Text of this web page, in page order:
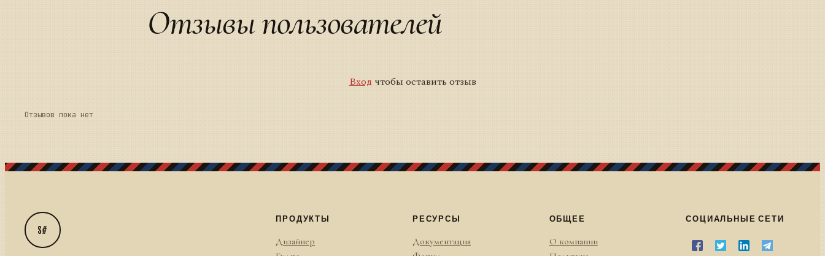
Отзывы пользователей
Вход чтобы оставить отзыв
Отзывов пока нет
S#
ПРОДУКТЫ
Дизайнер
РЕСУРСЫ
Документация
ОБЩЕЕ
О компании
СОЦИАЛЬНЫЕ СЕТИ